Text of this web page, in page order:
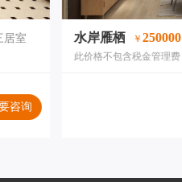
居室
咨询
水岸雁栖 ￥ 250000
此价格不包含税金管理费